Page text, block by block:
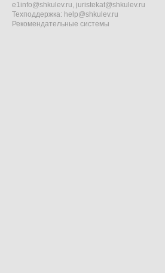
e1info@shkulev.ru, juristekat@shkulev.ru
Техподдержка: help@shkulev.ru
Рекомендательные системы